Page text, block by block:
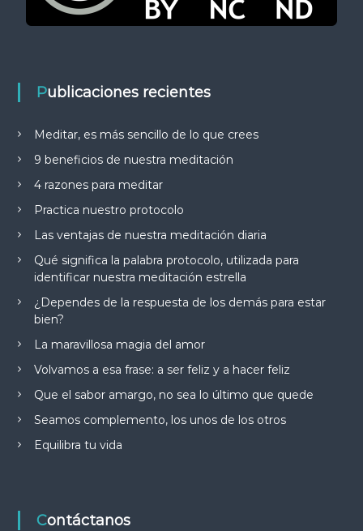
Publicaciones recientes
Meditar, es más sencillo de lo que crees
9 beneficios de nuestra meditación
4 razones para meditar
Practica nuestro protocolo
Las ventajas de nuestra meditación diaria
Qué significa la palabra protocolo, utilizada para
identificar nuestra meditación estrella
¿Dependes de la respuesta de los demás para estar
bien?
La maravillosa magia del amor
Volvamos a esa frase: a ser feliz y a hacer feliz
Que el sabor amargo, no sea lo último que quede
Seamos complemento, los unos de los otros
Equilibra tu vida
Contáctanos